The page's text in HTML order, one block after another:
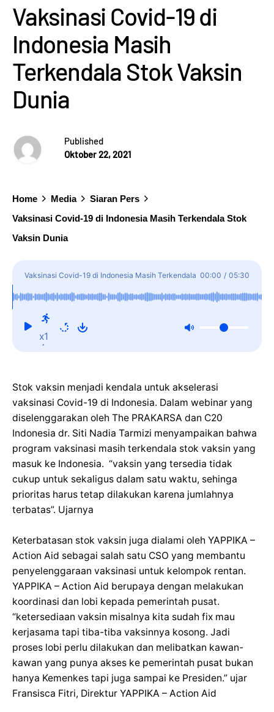
Vaksinasi Covid-19 di
Indonesia Masih
Terkendala Stok Vaksin
Dunia
Published
Oktober 22, 2021
Home Media
Siaran Pers
Vaksinasi Covid-19 di Indonesia Masih Terkendala Stok
Vaksin Dunia
Vaksinasi Covid-19 di Indonesia Masih Terkendala
Stok Vaksin Dunia
00:00 / 05:30
x1
Stok vaksin menjadi kendala untuk akselerasi
vaksinasi Covid-19 di Indonesia. Dalam webinar yang
diselenggarakan oleh The PRAKARSA dan C20
Indonesia dr. Siti Nadia Tarmizi menyampaikan bahwa
program vaksinasi masih terkendala stok vaksin yang
masuk ke Indonesia. “vaksin yang tersedia tidak
cukup untuk sekaligus dalam satu waktu, sehinga
prioritas harus tetap dilakukan karena jumlahnya
terbatas”. Ujarnya
Keterbatasan stok vaksin juga dialami oleh YAPPIKA –
Action Aid sebagai salah satu CSO yang membantu
penyelenggaraan vaksinasi untuk kelompok rentan.
YAPPIKA – Action Aid berupaya dengan melakukan
koordinasi dan lobi kepada pemerintah pusat.
“ketersediaan vaksin misalnya kita sudah fix mau
kerjasama tapi tiba-tiba vaksinnya kosong. Jadi
proses lobi perlu dilakukan dan melibatkan kawan-
kawan yang punya akses ke pemerintah pusat bukan
hanya Kemenkes tapi juga sampai ke Presiden.” ujar
Fransisca Fitri, Direktur YAPPIKA – Action Aid